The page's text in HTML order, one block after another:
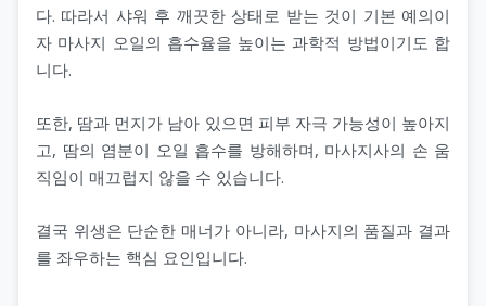
다. 따라서 샤워 후 깨끗한 상태로 받는 것이 기본 예의이
자 마사지 오일의 흡수율을 높이는 과학적 방법이기도 합
니다.
또한, 땀과 먼지가 남아 있으면 피부 자극 가능성이 높아지
고, 땀의 염분이 오일 흡수를 방해하며, 마사지사의 손 움
직임이 매끄럽지 않을 수 있습니다.
결국 위생은 단순한 매너가 아니라, 마사지의 품질과 결과
를 좌우하는 핵심 요인입니다.